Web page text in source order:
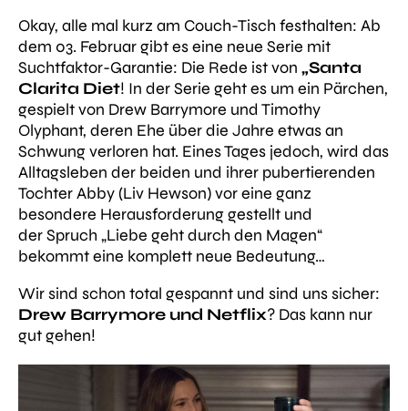
Okay, alle mal kurz am Couch-Tisch festhalten: Ab
dem 03. Februar gibt es eine neue Serie mit
Suchtfaktor-Garantie: Die Rede ist von „Santa
Clarita Diet! In der Serie geht es um ein Pärchen,
gespielt von Drew Barrymore und Timothy
Olyphant, deren Ehe über die Jahre etwas an
Schwung verloren hat. Eines Tages jedoch, wird das
Alltagsleben der beiden und ihrer pubertierenden
Tochter Abby (Liv Hewson) vor eine ganz
besondere Herausforderung gestellt und
der Spruch „Liebe geht durch den Magen“
bekommt eine komplett neue Bedeutung…
Wir sind schon total gespannt und sind uns sicher:
Drew Barrymore und Netflix? Das kann nur
gut gehen!